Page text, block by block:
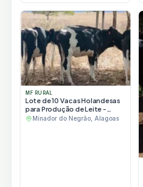
MF RURAL
Lote de 10 Vacas Holandesas
para Produção de Leite -
Minador do Negrão/AL
Minador do Negrão, Alagoas